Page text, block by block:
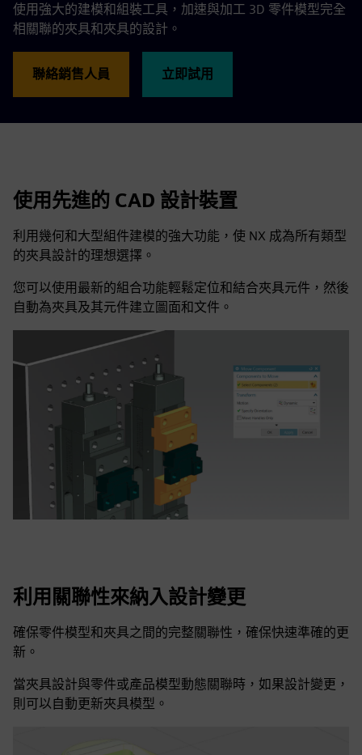
使用強大的建模和組裝工具，加速與加工 3D 零件模型完全
相關聯的夾具和夾具的設計。
聯絡銷售人員 立即試用
使用先進的 CAD 設計裝置
利用幾何和大型組件建模的強大功能，使 NX 成為所有類型
的夾具設計的理想選擇。
您可以使用最新的組合功能輕鬆定位和結合夾具元件，然後
自動為夾具及其元件建立圖面和文件。
利用關聯性來納入設計變更
確保零件模型和夾具之間的完整關聯性，確保快速準確的更
新。
當夾具設計與零件或產品模型動態關聯時，如果設計變更，
則可以自動更新夾具模型。